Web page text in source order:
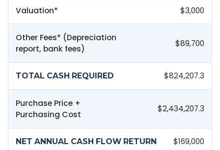
Valuation* $3,000
Other Fees* (Depreciation
report, bank fees)
$89,700
TOTAL CASH REQUIRED $824,207.3
Purchase Price +
Purchasing Cost
$2,434,207.3
NET ANNUAL CASH FLOW RETURN $169,000